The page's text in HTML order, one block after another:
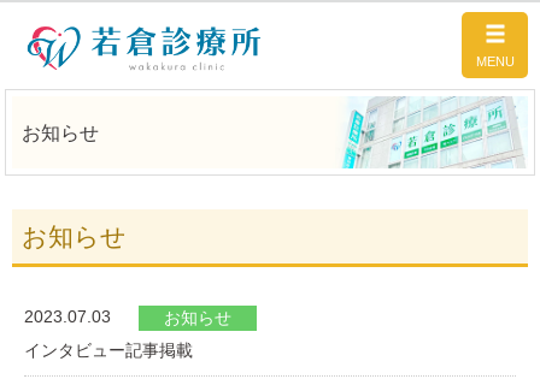
お知らせ
お知らせ
2023.07.03
お知らせ
インタビュー記事掲載